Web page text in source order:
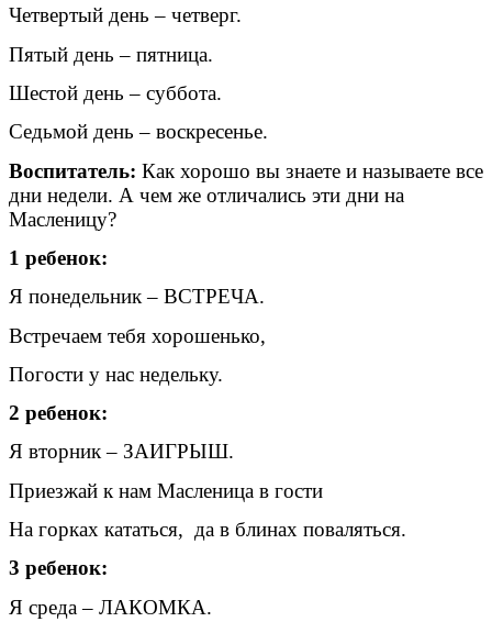
Четвертый день – четверг.
Пятый день – пятница.
Шестой день – суббота.
Седьмой день – воскресенье.
Воспитатель: Как хорошо вы знаете и называете все
дни недели. А чем же отличались эти дни на
Масленицу?
1 ребенок:
Я понедельник – ВСТРЕЧА.
Встречаем тебя хорошенько,
Погости у нас недельку.
2 ребенок:
Я вторник – ЗАИГРЫШ.
Приезжай к нам Масленица в гости
На горках кататься, да в блинах поваляться.
3 ребенок:
Я среда – ЛАКОМКА.